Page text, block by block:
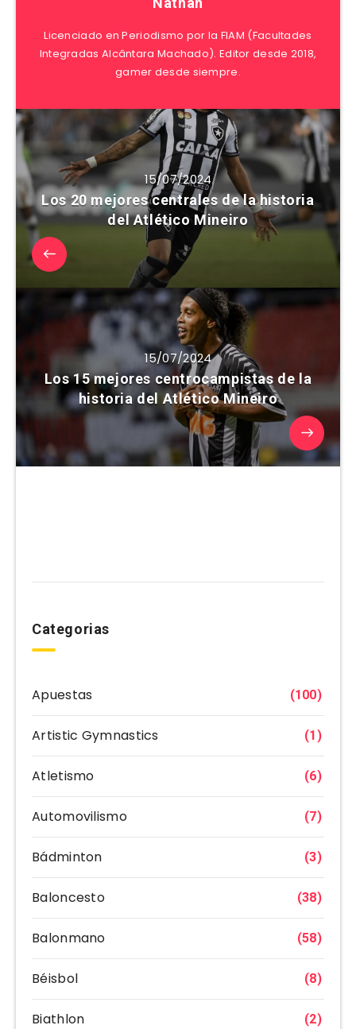
Licenciado en Periodismo por la FIAM (Facultades
Integradas Alcântara Machado). Editor desde 2018,
gamer desde siempre.
15/07/2024
Los 20 mejores centrales de la historia
del Atlético Mineiro
15/07/2024
Los 15 mejores centrocampistas de la
historia del Atlético Mineiro
Categorias
Apuestas (100)
Artistic Gymnastics (1)
Atletismo (6)
Automovilismo (7)
Bádminton (3)
Baloncesto (38)
Balonmano (58)
Béisbol (8)
Biathlon (2)